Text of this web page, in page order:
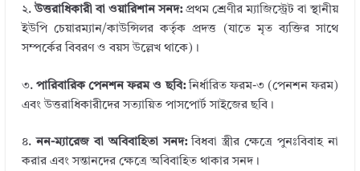
২.উত্তরাধিকারী বা ওয়ারিশান সনদ:প্রথম শ্রেণীর ম্যাজিস্ট্রেট বা স্থানীয়
ইউপি চেয়ারম্যান/কাউন্সিলর কর্তৃক প্রদত্ত (যাতে মৃত ব্যক্তির সাথে
সম্পর্কের বিবরণ ও বয়স উল্লেখ থাকে)।
৩. পারিবারিক পেনশন ফরম ও ছবি:নির্ধারিত ফরম-৩ (পেনশন ফরম)
এবং উত্তরাধিকারীদের সত্যায়িত পাসপোর্ট সাইজের ছবি।
৪.নন-ম্যারেজ বা অবিবাহিতা সনদ:বিধবা স্ত্রীর ক্ষেত্রে পুনঃবিবাহ না
করার এবং সন্তানদের ক্ষেত্রে অবিবাহিত থাকার সনদ।